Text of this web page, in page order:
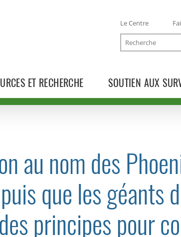
ET RECHERCHE SOUTIEN AUX
Le Centre
Recherche
au nom des
que les géants
principes pour